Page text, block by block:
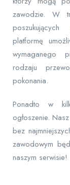
zawodzie. W
platformę
wymaganego
rodzaju
pokonania.
Ponadto w
ogłoszenie.
bez
zawodowym
naszym serwisie!